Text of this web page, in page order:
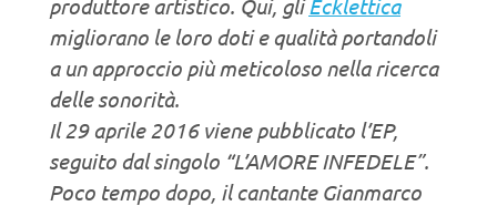
produttore artistico. Qui, gliEcklettica
migliorano le loro doti e qualità portandoli
a un approccio più meticoloso nella ricerca
delle sonorità.
Il 29 aprile 2016 viene pubblicato l’EP,
seguito dal singolo “L’AMORE INFEDELE”.
Poco tempo dopo, il cantante Gianmarco